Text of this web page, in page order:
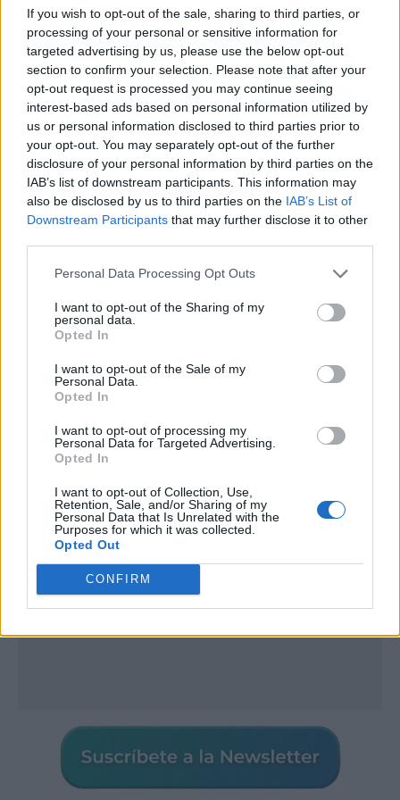
If you wish to opt-out of the sale, sharing to third parties, or
processing of your personal or sensitive information for
targeted advertising by us, please use the below opt-out
section to confirm your selection. Please note that after your
opt-out request is processed you may continue seeing
interest-based ads based on personal information utilized by
us or personal information disclosed to third parties prior to
your opt-out. You may separately opt-out of the further
disclosure of your personal information by third parties on the
IAB’s list of downstream participants. This information may
also be disclosed by us to third parties on the IAB’s List of
Downstream Participants that may further disclose it to other
Personal Data Processing Opt Outs
I want to opt-out of the Sharing of my
personal data.
Opted In
I want to opt-out of the Sale of my
Personal Data.
Opted In
I want to opt-out of processing my
Personal Data for Targeted Advertising.
Opted In
I want to opt-out of Collection, Use,
Retention, Sale, and/or Sharing of my
Personal Data that Is Unrelated with the
Purposes for which it was collected.
Opted Out
CONFIRM
mano de esta nueva
página web
formación gratuita
Publicidad